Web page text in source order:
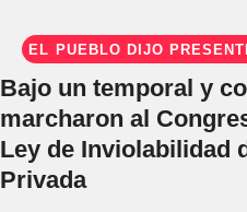
EL PUEBLO DIJO
Bajo un temporal y
marcharon al
Ley de Inviolabilidad
Privada